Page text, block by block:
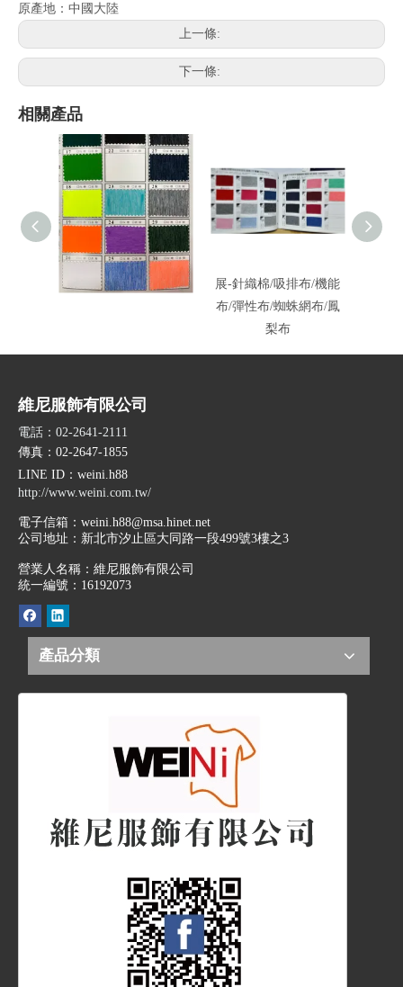
原產地：中國大陸
上一條:
下一條:
相關產品
千-雲彩布
展-針織棉/吸排布/機能
布/彈性布/蜘蛛網布/鳳
梨布
維尼服飾有限公司
電話：02-2641-2111
傳真：02-2647-1855
LINE ID ：weini.h88
http://www.weini.com.tw/
電子信箱： weini.h88@msa.hinet.net
公司地址： 新北市汐止區大同路一段499號3樓之3
營業人名稱：維尼服飾有限公司
統一編號：16192073
產品分類